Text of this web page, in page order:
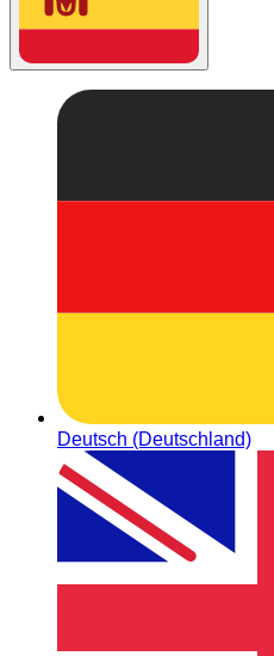
Deutsch (Deutschland)